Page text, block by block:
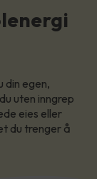
din egen,
uten inngrep
eies eller
du trenger å